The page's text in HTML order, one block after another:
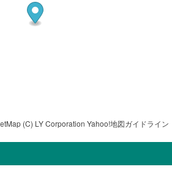
(C) LY Corporation Yahoo!地図ガイドライン